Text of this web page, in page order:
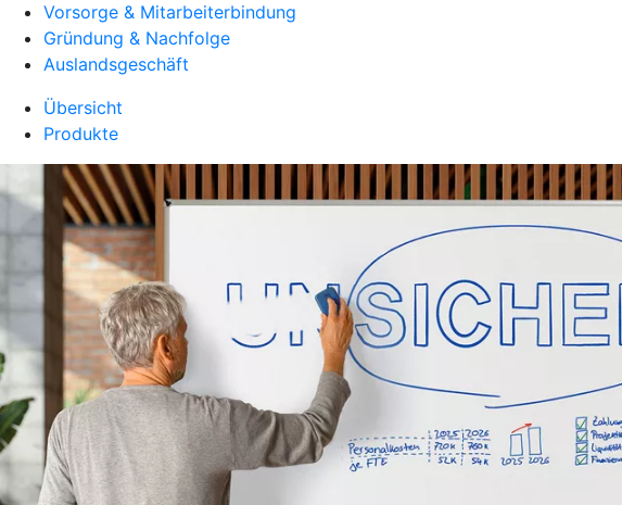
Vorsorge & Mitarbeiterbindung
Gründung & Nachfolge
Auslandsgeschäft
Übersicht
Produkte